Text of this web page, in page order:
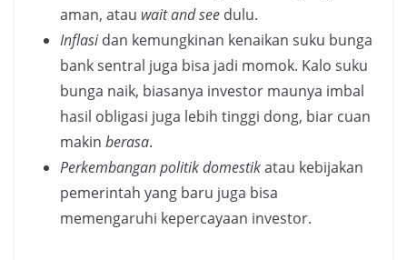
aman, atau wait and see dulu.
Inflasidan kemungkinan kenaikan suku bunga
bank sentral juga bisa jadi momok. Kalo suku
bunga naik, biasanya investor maunya imbal
hasil obligasi juga lebih tinggi dong, biar cuan
makin berasa.
Perkembangan politik domestikatau kebijakan
pemerintah yang baru juga bisa
memengaruhi kepercayaan investor.